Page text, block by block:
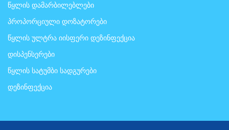
წყლის დამარბილებლები
პროპორციული დოზატორები
წყლის ულტრა იისფერი დეზინფექცია
დისპენსერები
წყლის სატუმბი სადგურები
დეზინფექცია